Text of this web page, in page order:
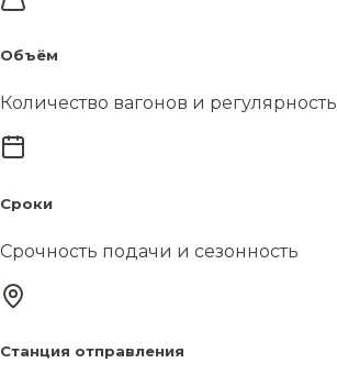
Объём
Количество вагонов и регулярность
Сроки
Срочность подачи и сезонность
Станция отправления